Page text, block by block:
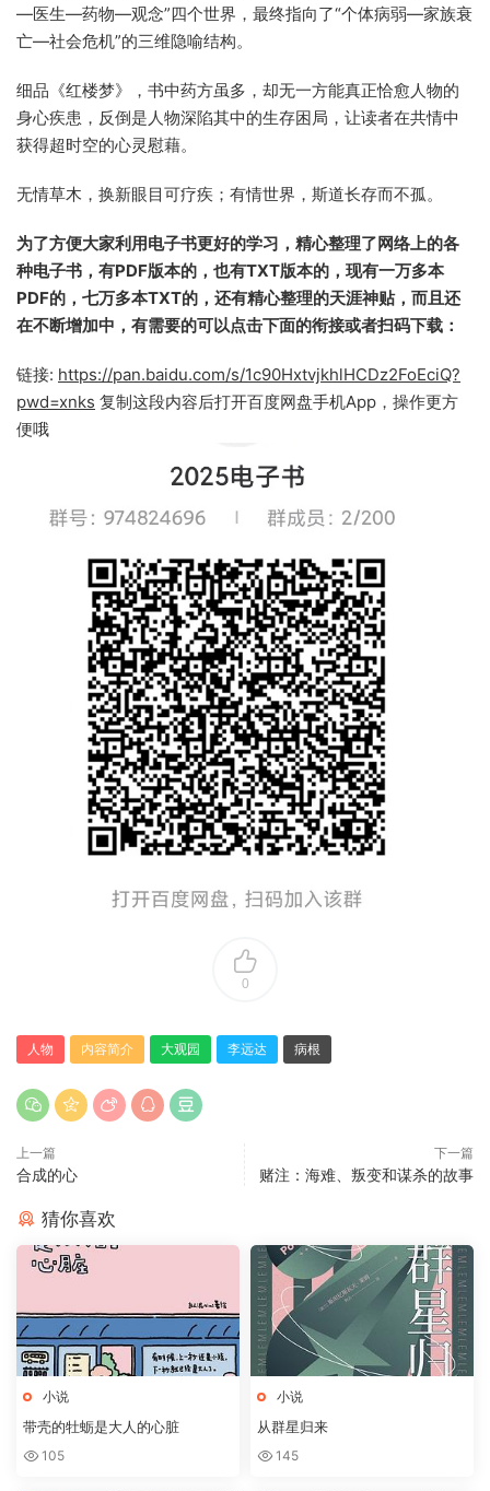
—医生—药物—观念”四个世界，最终指向了“个体病弱—家族衰
亡—社会危机”的三维隐喻结构。
细品《红楼梦》，书中药方虽多，却无一方能真正恰愈人物的
身心疾患，反倒是人物深陷其中的生存困局，让读者在共情中
获得超时空的心灵慰藉。
无情草木，换新眼目可疗疾；有情世界，斯道长存而不孤。
为了方便大家利用电子书更好的学习，精心整理了网络上的各
种电子书，有PDF版本的，也有TXT版本的，现有一万多本
PDF的，七万多本TXT的，还有精心整理的天涯神贴，而且还
在不断增加中，有需要的可以点击下面的衔接或者扫码下载：
链接: https://pan.baidu.com/s/1c90HxtvjkhlHCDz2FoEciQ?
pwd=xnks 复制这段内容后打开百度网盘手机App，操作更方
便哦
0
人物 内容简介 大观园 李远达 病根
上一篇
合成的心
下一篇
赌注：海难、叛变和谋杀的故事
猜你喜欢
小说
带壳的牡蛎是大人的心脏
105
小说
从群星归来
145